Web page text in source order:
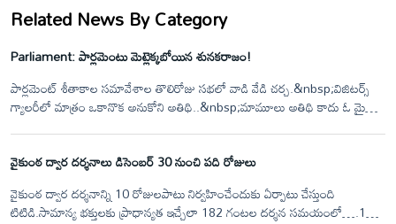
Related News By Category
Parliament: పార్లమెంటు మెట్లెక్కబోయిన శునకరాజం!
పార్లమెంట్ శీతాకాల సమావేశాల తొలిరోజు సభలో వాడి వేడి చర్చ.&nbsp;విజిటర్స్
గ్యాలరీలో మాత్రం ఒకానొక అనుకోని అతిథి..&nbsp;మామూలు అతిథి కాదు ఓ మై
కాదు జరగబోయి సగంలో ఆగిపోయిన అరుదైన కథ&nbsp;
వైకుంఠ ద్వార దర్శనాలు డిసెంబర్‌ 30 నుంచి పది రోజులు
వైకుంఠ ద్వార దర్శనాన్ని 10 రోజులపాటు నిర్వహించేందుకు ఏర్పాటు చేస్తుంది
టిటిడి.సామాన్య భక్తులకు ప్రాధాన్యత ఇచ్చేలా 182 గంటల దర్శన సమయంలో….164